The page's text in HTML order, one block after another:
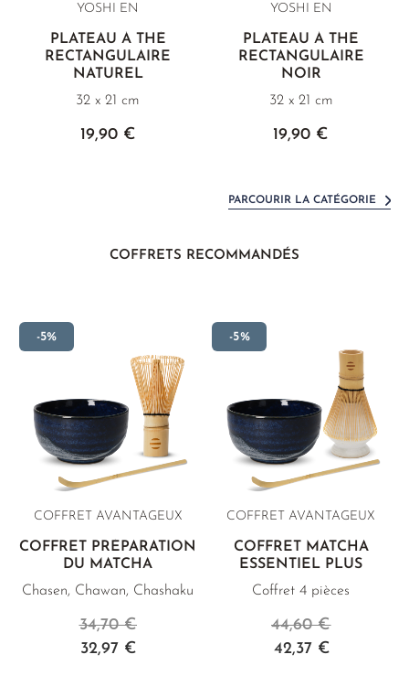
YOSHI EN
PLATEAU À THÉ
RECTANGULAIRE
NATUREL
32 x 21 cm
19,90 €
YOSHI EN
PLATEAU À THÉ
RECTANGULAIRE
NOIR
32 x 21 cm
19,90 €
PARCOURIR LA CATÉGORIE
COFFRETS RECOMMANDÉS
-5%
COFFRET AVANTAGEUX
COFFRET PRÉPARATION
DU MATCHA
Chasen, Chawan, Chashaku
32,97 €
34,70 €
-5%
COFFRET AVANTAGEUX
COFFRET MATCHA
ESSENTIEL PLUS
Coffret 4 pièces
42,37 €
44,60 €